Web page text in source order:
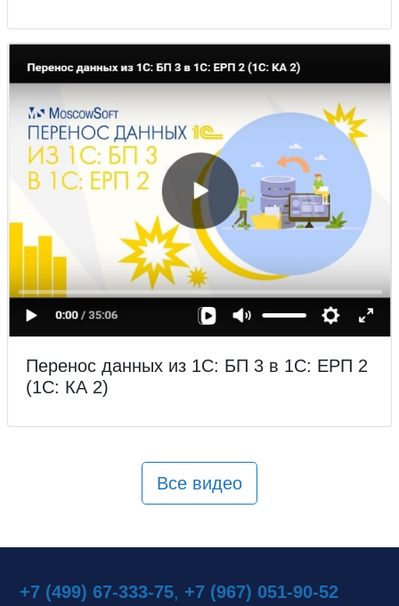
Перенос данных из 1С: БП 3 в 1С: ЕРП 2
(1С: КА 2)
Все видео
+7 (499) 67-333-75, +7 (967) 051-90-52